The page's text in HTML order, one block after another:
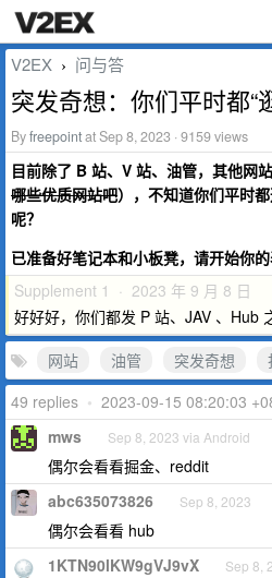
V2EX › 问与答
突发奇想：你们平时都“
Byfreepointat Sep 8, 2023 · 9159 views
目前除了 B 站、V 站、油管，其他网
哪些优质网站吧），不知道你们平时
呢？
已准备好笔记本和小板凳，请开始你的
Supplement 1 · 2023 年 9 月 8 日
好好好，你们都发 P 站、JAV 、Hub
网站
油管 突发奇想
49 replies • 2023-09-15 08:20:03
mws Sep 8, 2023 via Android
偶尔会看看掘金、reddit
abc635073826 Sep 8, 2023
偶尔会看看 hub
1KTN90lKW9gVJ9vX Sep 8,